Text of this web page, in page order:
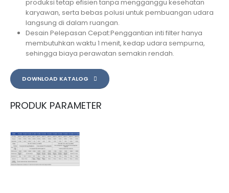
produksi tetap efisien tanpa mengganggu kesehatan
karyawan, serta bebas polusi untuk pembuangan udara
langsung di dalam ruangan.
Desain Pelepasan Cepat:Penggantian inti filter hanya
membutuhkan waktu 1 menit, kedap udara sempurna,
sehingga biaya perawatan semakin rendah.
DOWNLOAD KATALOG
PRODUK PARAMETER